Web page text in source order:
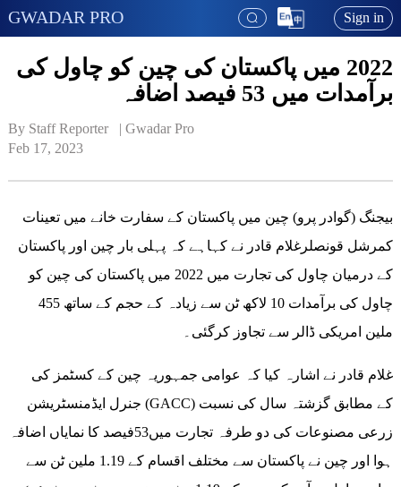
GWADAR PRO Sign in
2022 میں پاکستان کی چین کو چاول کی
برآمدات میں 53 فیصد اضافہ
By Staff Reporter   | Gwadar Pro
Feb 17, 2023
بیجنگ (گوادر پرو) چین میں پاکستان کے سفارت خانے میں تعینات
کمرشل قونصلرغلام قادر نے کہاہے کہ پہلی بار چین اور پاکستان
کے درمیان چاول کی تجارت میں 2022 میں پاکستان کی چین کو
چاول کی برآمدات 10 لاکھ ٹن سے زیادہ کے حجم کے ساتھ 455
ملین امریکی ڈالر سے تجاوز کرگئی۔
غلام قادر نے اشارہ کیا کہ عوامی جمہوریہ چین کے کسٹمز کی
جنرل ایڈمنسٹریشن (GACC) کے مطابق گزشتہ سال کی نسبت
زرعی مصنوعات کی دو طرفہ تجارت میں53فیصد کا نمایاں اضافہ
ہوا اور چین نے پاکستان سے مختلف اقسام کے 1.19 ملین ٹن سے